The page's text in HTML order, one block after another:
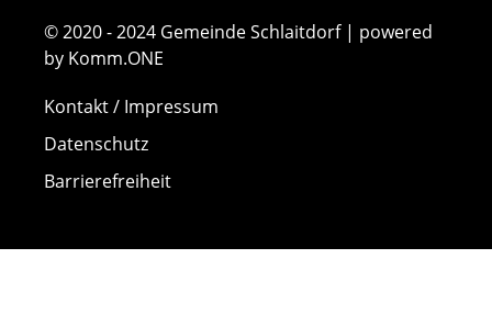
© 2020 - 2024 Gemeinde Schlaitdorf | powered
by Komm.ONE
Kontakt / Impressum
Datenschutz
Barrierefreiheit